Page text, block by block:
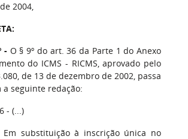
2004,
- O § 9º do art. 36 da Parte 1 do Anexo
do ICMS - RICMS, aprovado pelo
de 13 de dezembro de 2002, passa
a seguinte redação:
- (...)
Em substituição à inscrição única no